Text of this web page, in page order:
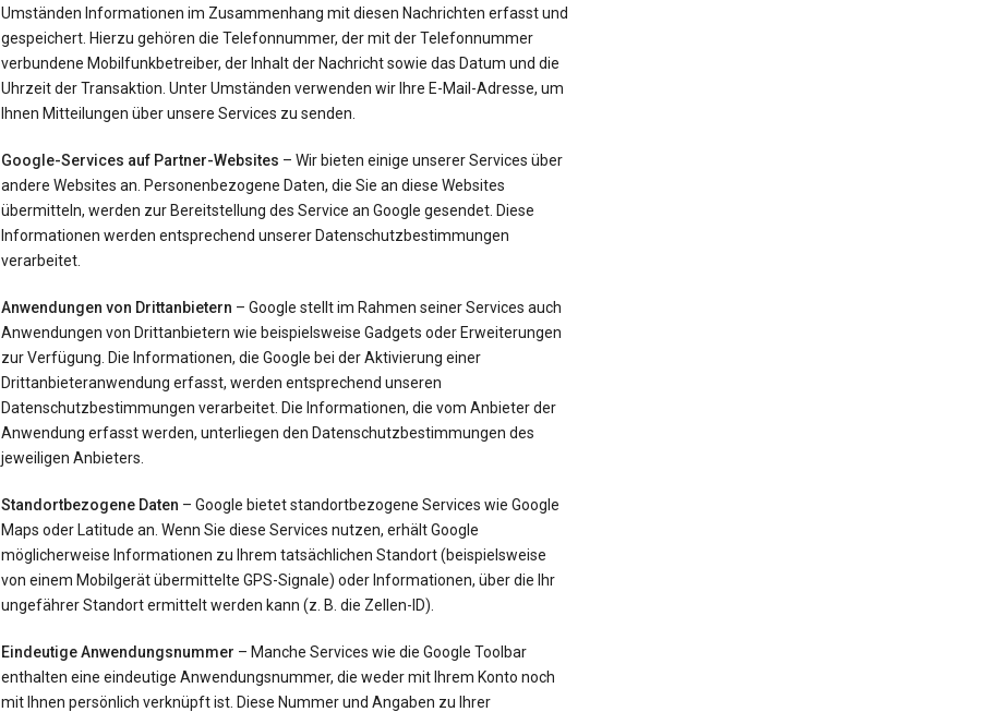
Umständen Informationen im Zusammenhang mit diesen Nachrichten erfasst und
gespeichert. Hierzu gehören die Telefonnummer, der mit der Telefonnummer
verbundene Mobilfunkbetreiber, der Inhalt der Nachricht sowie das Datum und die
Uhrzeit der Transaktion. Unter Umständen verwenden wir Ihre E-Mail-Adresse, um
Ihnen Mitteilungen über unsere Services zu senden.
Google-Services auf Partner-Websites – Wir bieten einige unserer Services über
andere Websites an. Personenbezogene Daten, die Sie an diese Websites
übermitteln, werden zur Bereitstellung des Service an Google gesendet. Diese
Informationen werden entsprechend unserer Datenschutzbestimmungen
verarbeitet.
Anwendungen von Drittanbietern – Google stellt im Rahmen seiner Services auch
Anwendungen von Drittanbietern wie beispielsweise Gadgets oder Erweiterungen
zur Verfügung. Die Informationen, die Google bei der Aktivierung einer
Drittanbieteranwendung erfasst, werden entsprechend unseren
Datenschutzbestimmungen verarbeitet. Die Informationen, die vom Anbieter der
Anwendung erfasst werden, unterliegen den Datenschutzbestimmungen des
jeweiligen Anbieters.
Standortbezogene Daten – Google bietet standortbezogene Services wie Google
Maps oder Latitude an. Wenn Sie diese Services nutzen, erhält Google
möglicherweise Informationen zu Ihrem tatsächlichen Standort (beispielsweise
von einem Mobilgerät übermittelte GPS-Signale) oder Informationen, über die Ihr
ungefährer Standort ermittelt werden kann (z. B. die Zellen-ID).
Eindeutige Anwendungsnummer – Manche Services wie die Google Toolbar
enthalten eine eindeutige Anwendungsnummer, die weder mit Ihrem Konto noch
mit Ihnen persönlich verknüpft ist. Diese Nummer und Angaben zu Ihrer